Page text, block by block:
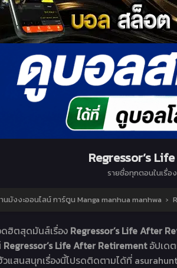
Regressor’s
รายชื่อทุกตอนในเรื่อง
มังงะออนไลน์ การ์ตูน Manga manhua manhwa ›
ดฮิตสุดมันส์เรื่อง Regressor’s Life After
Regressor’s Life After Retirementอัปเด
วแสนสนุกเรื่องนี้โปรดติดตามได้ที่